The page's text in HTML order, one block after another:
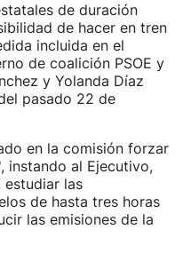
de duración
de hacer en tren
incluida en el
de coalición PSOE y
y Yolanda Díaz
pasado 22 de
en la comisión forzar
, instando al Ejecutivo,
estudiar las
de hasta tres horas
las emisiones de la